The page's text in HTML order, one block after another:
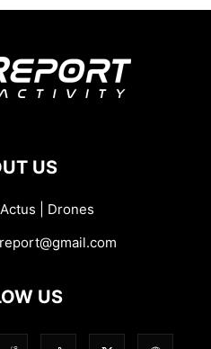
US
| Drones
US